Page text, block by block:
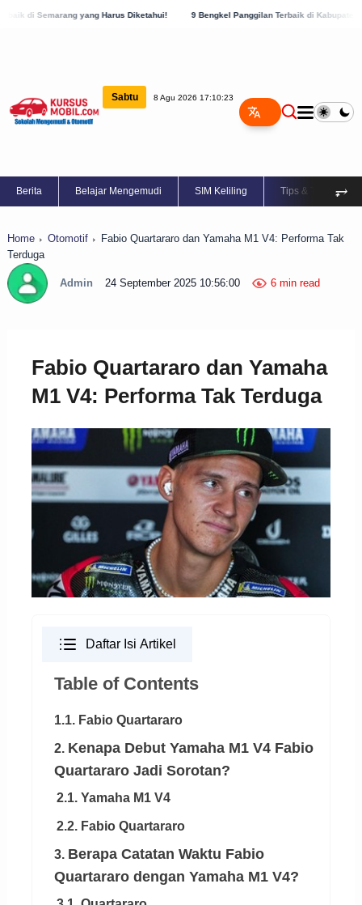
Harus Diketahui! 9 Bengkel Panggilan Terbaik di Kabupaten Semarang, Cek
Sabtu 8 Agu 2026 17:10:24
Berita Belajar Mengemudi SIM Keliling Tips & Trik ⥅
Home Otomotif
Fabio Quartararo dan Yamaha M1 V4: Performa Tak
Terduga
Admin 24 September 2025 10:56:00 6 min read
Fabio Quartararo dan Yamaha
M1 V4: Performa Tak Terduga
Daftar Isi Artikel
Table of Contents
1.1. Fabio Quartararo
2. Kenapa Debut Yamaha M1 V4 Fabio
Quartararo Jadi Sorotan?
2.1. Yamaha M1 V4
2.2. Fabio Quartararo
3. Berapa Catatan Waktu Fabio
Quartararo dengan Yamaha M1 V4?